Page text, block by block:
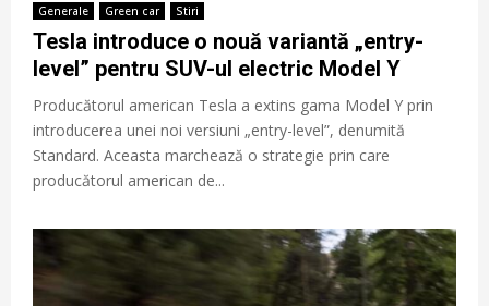
Generale Green car Stiri
Tesla introduce o nouă variantă „entry-
level” pentru SUV-ul electric Model Y
Producătorul american Tesla a extins gama Model Y prin
introducerea unei noi versiuni „entry-level”, denumită
Standard. Aceasta marchează o strategie prin care
producătorul american de...